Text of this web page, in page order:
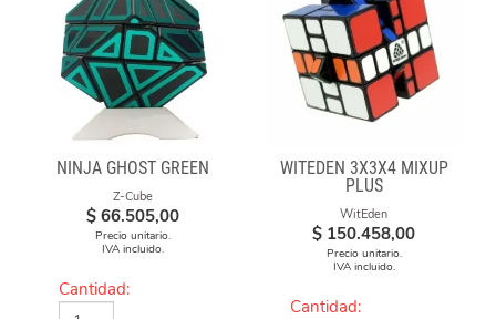
NINJA GHOST GREEN
Z-Cube
$ 66.505,00
Precio unitario.
IVA incluido.
Cantidad:
WITEDEN 3X3X4 MIXUP
PLUS
WitEden
$ 150.458,00
Precio unitario.
IVA incluido.
Cantidad: